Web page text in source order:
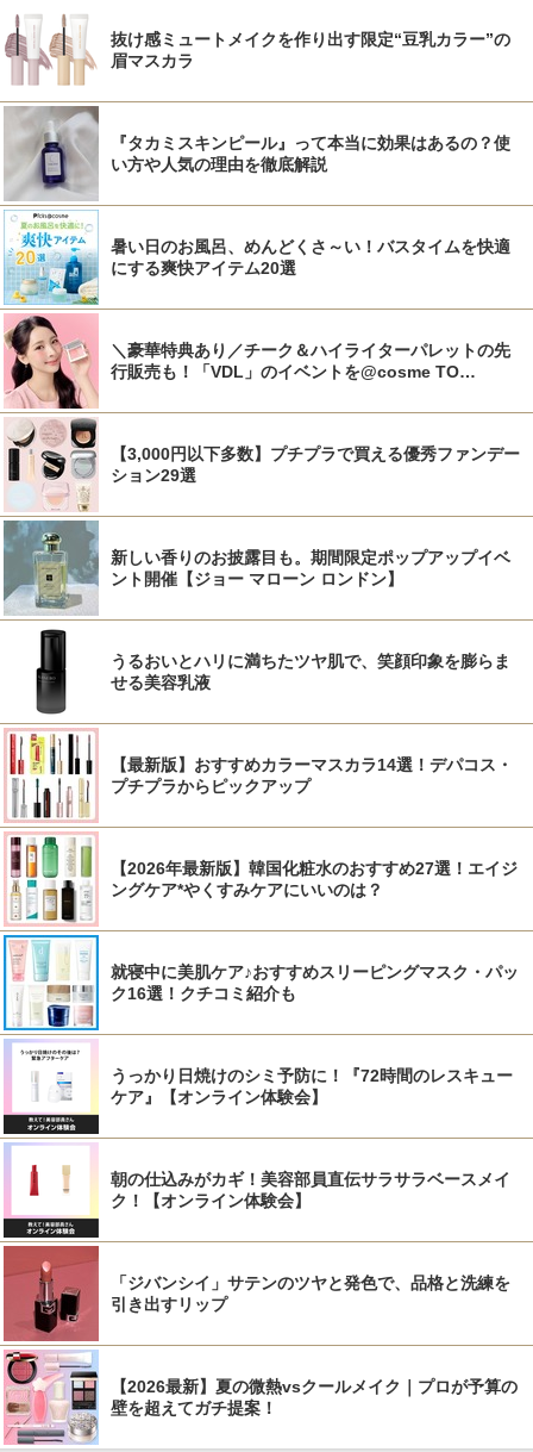
抜け感ミュートメイクを作り出す限定“豆乳カラー”の
眉マスカラ
『タカミスキンピール』って本当に効果はあるの？使
い方や人気の理由を徹底解説
暑い日のお風呂、めんどくさ～い！バスタイムを快適
にする爽快アイテム20選
＼豪華特典あり／チーク＆ハイライターパレットの先
行販売も！「VDL」のイベントを@cosme TO…
【3,000円以下多数】プチプラで買える優秀ファンデー
ション29選
新しい香りのお披露目も。期間限定ポップアップイベ
ント開催【ジョー マローン ロンドン】
うるおいとハリに満ちたツヤ肌で、笑顔印象を膨らま
せる美容乳液
【最新版】おすすめカラーマスカラ14選！デパコス・
プチプラからピックアップ
【2026年最新版】韓国化粧水のおすすめ27選！エイジ
ングケア*やくすみケアにいいのは？
就寝中に美肌ケア♪おすすめスリーピングマスク・パッ
ク16選！クチコミ紹介も
うっかり日焼けのシミ予防に！『72時間のレスキュー
ケア』【オンライン体験会】
朝の仕込みがカギ！美容部員直伝サラサラベースメイ
ク！【オンライン体験会】
「ジバンシイ」サテンのツヤと発色で、品格と洗練を
引き出すリップ
【2026最新】夏の微熱vsクールメイク｜プロが予算の
壁を超えてガチ提案！